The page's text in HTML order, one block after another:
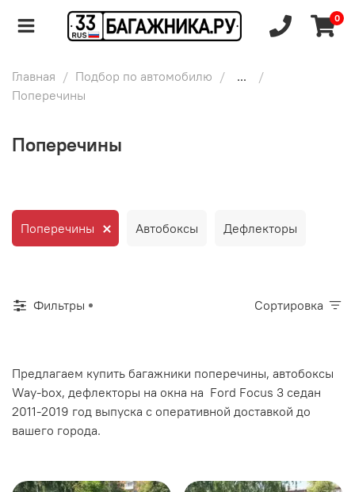
0
Главная Подбор по автомобилю
...
Поперечины
Поперечины
Поперечины Автобоксы Дефлекторы
Фильтры Сортировка
Предлагаем купить багажники поперечины, автобоксы
Way-box, дефлекторы на окна на Ford Focus 3 седан
2011-2019 год выпуска с оперативной доставкой до
вашего города.